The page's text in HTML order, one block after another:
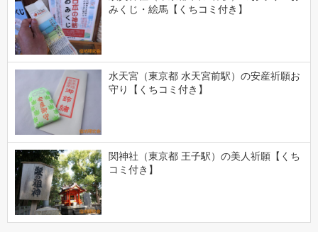
みくじ・絵馬【くちコミ付き】
水天宮（東京都 水天宮前駅）の安産祈願お
守り【くちコミ付き】
関神社（東京都 王子駅）の美人祈願【くち
コミ付き】